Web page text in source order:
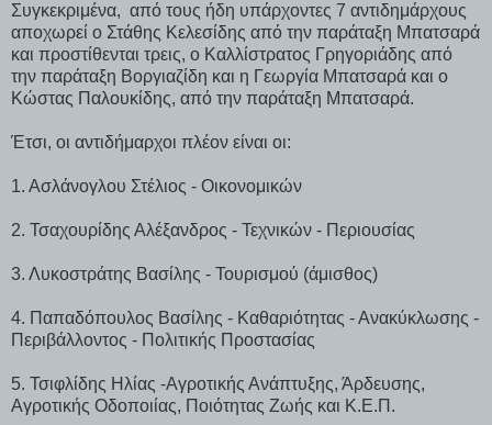
Συγκεκριμένα, από τους ήδη υπάρχοντες 7 αντιδημάρχους
αποχωρεί ο Στάθης Κελεσίδης από την παράταξη Μπατσαρά
και προστίθενται τρεις, ο Καλλίστρατος Γρηγοριάδης από
την παράταξη Βοργιαζίδη και η Γεωργία Μπατσαρά και ο
Κώστας Παλουκίδης, από την παράταξη Μπατσαρά.
Έτσι, οι αντιδήμαρχοι πλέον είναι οι:
1. Ασλάνογλου Στέλιος - Οικονομικών
2. Τσαχουρίδης Αλέξανδρος - Τεχνικών - Περιουσίας
3. Λυκοστράτης Βασίλης - Τουρισμού (άμισθος)
4. Παπαδόπουλος Βασίλης - Καθαριότητας - Ανακύκλωσης -
Περιβάλλοντος - Πολιτικής Προστασίας
5. Τσιφλίδης Ηλίας -Αγροτικής Ανάπτυξης, Άρδευσης,
Αγροτικής Οδοποιίας, Ποιότητας Ζωής και Κ.Ε.Π.